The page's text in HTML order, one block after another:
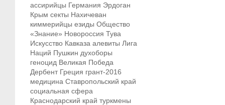
ассирийцы Германия Эрдоган
Крым секты Нахичеван
киммерийцы езиды Общество
«Знание» Новороссия Тува
Искусство Кавказа алевиты Лига
Наций Пушкин духоборы
геноцид Великая Победа
Дербент Греция грант-2016
медицина Ставропольский край
социальная сфера
Краснодарский край туркмены